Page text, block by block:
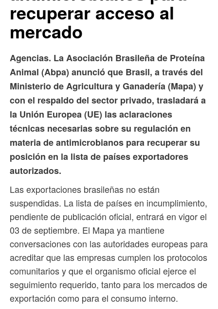
recuperar acceso al
mercado
Agencias. La Asociación Brasileña de Proteína
Animal (Abpa) anunció que Brasil, a través del
Ministerio de Agricultura y Ganadería (Mapa) y
con el respaldo del sector privado, trasladará a
la Unión Europea (UE) las aclaraciones
técnicas necesarias sobre su regulación en
materia de antimicrobianos para recuperar su
posición en la lista de países exportadores
autorizados.
Las exportaciones brasileñas no están
suspendidas. La lista de países en incumplimiento,
pendiente de publicación oficial, entrará en vigor el
03 de septiembre. El Mapa ya mantiene
conversaciones con las autoridades europeas para
acreditar que las empresas cumplen los protocolos
comunitarios y que el organismo oficial ejerce el
seguimiento requerido, tanto para los mercados de
exportación como para el consumo interno.